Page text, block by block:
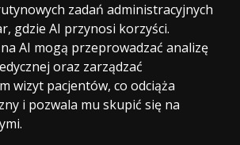
zadań administracyjnych
gdzie AI przynosi korzyści.
AI mogą przeprowadzać analizę
oraz zarządzać
wizyt pacjentów, co odciąża
i pozwala mu skupić się na